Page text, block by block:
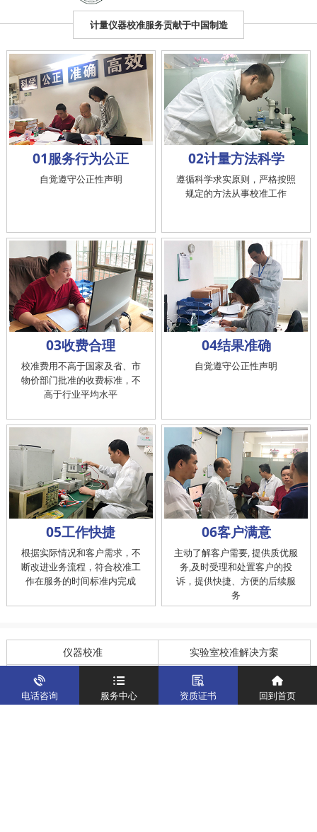
计量仪器校准服务贡献于中国制造
01服务行为公正
自觉遵守公正性声明
02计量方法科学
遵循科学求实原则，严格按照
规定的方法从事校准工作
03收费合理
校准费用不高于国家及省、市
物价部门批准的收费标准，不
高于行业平均水平
04结果准确
自觉遵守公正性声明
05工作快捷
根据实际情况和客户需求，不
断改进业务流程，符合校准工
作在服务的时间标准内完成
06客户满意
主动了解客户需要, 提供质优服
务,及时受理和处置客户的投
诉，提供快捷、方便的后续服
务
仪器校准 实验室校准解决方案
制造仪器校准解决方案 计量校准实验室
关于我们 新闻资讯
电话咨询 服务中心 资质证书 回到首页